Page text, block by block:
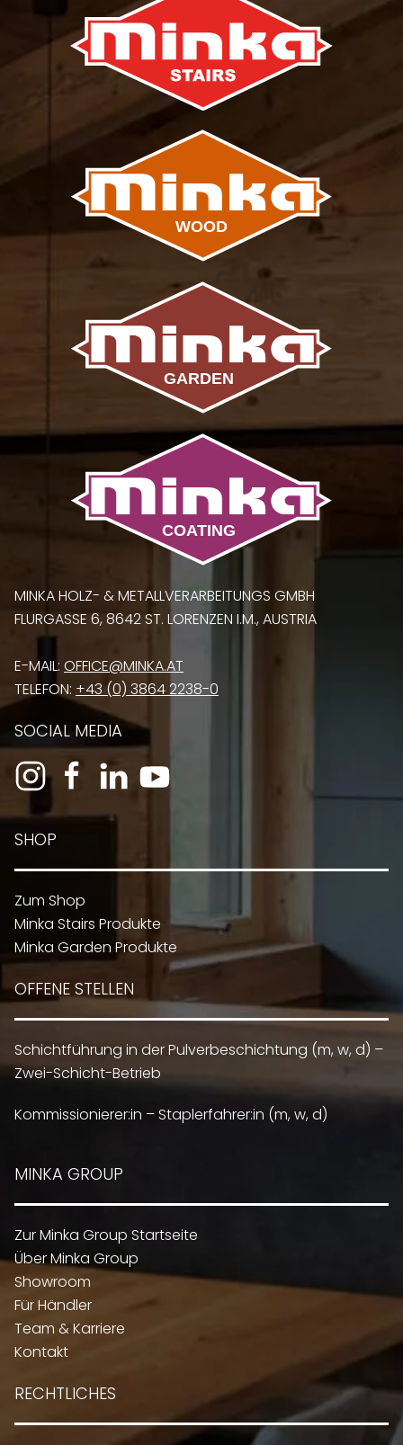
MINKA HOLZ- & METALLVERARBEITUNGS GMBH
FLURGASSE 6, 8642 ST. LORENZEN I.M., AUSTRIA
E-MAIL: OFFICE@MINKA.AT
TELEFON: +43 (0) 3864 2238-0
SOCIAL MEDIA
SHOP
Zum Shop
Minka Stairs Produkte
Minka Garden Produkte
OFFENE STELLEN
Schichtführung in der Pulverbeschichtung (m, w, d) –
Zwei-Schicht-Betrieb
Kommissionierer:in – Staplerfahrer:in (m, w, d)
MINKA GROUP
Zur Minka Group Startseite
Über Minka Group
Showroom
Für Händler
Team & Karriere
Kontakt
RECHTLICHES